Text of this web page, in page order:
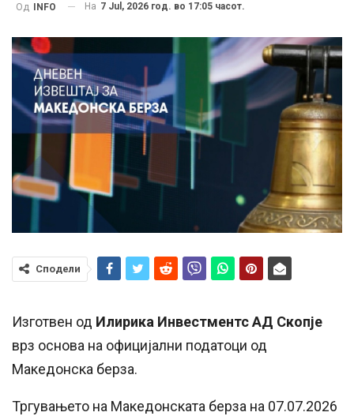
Од INFO На 7 Jul, 2026 год. во 17:05 часот.
Сподели
Изготвен од Илирика Инвестментс АД Скопје
врз основа на официјални податоци од
Македонска берза.
Тргувањето на Македонската берза на 07.07.2026